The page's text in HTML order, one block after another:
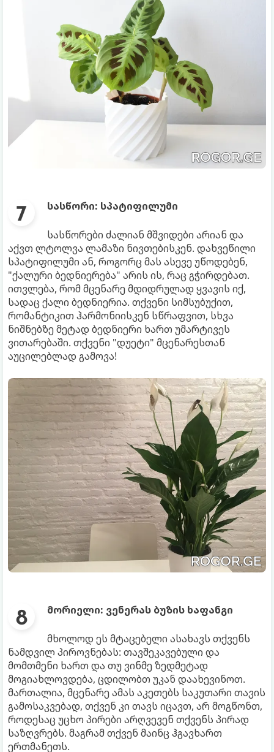
სასწორი: სპატიფილუმი
სასწორები ძალიან მშვიდები არიან და
აქვთ ლტოლვა ლამაზი ნივთებისკენ. დახვეწილი
სპატიფილუმი ​​ან, როგორც მას ასევე უწოდებენ,
"ქალური ბედნიერება" არის ის, რაც გჭირდებათ.
ითვლება, რომ მცენარე მდიდრულად ყვავის იქ,
სადაც ქალი ბედნიერია. თქვენი სიმსუბუქით,
რომანტიკით ჰარმონიისკენ სწრაფვით, სხვა
ნიშნებზე მეტად ბედნიერი ხართ უმარტივეს
ვითარებაში. თქვენი "დუეტი" მცენარესთან
აუცილებლად გამოვა!
მორიელი: ვენერას ბუზის ხაფანგი
მხოლოდ ეს მტაცებელი ასახავს თქვენს
ნამდვილ პიროვნებას: თავშეკავებული და
მომთმენი ხართ და თუ ვინმე ზედმეტად
მოგიახლოვდება, ცდილობთ უკან დაახევინოთ.
მართალია, მცენარე ამას აკეთებს საკუთარი თავის
გამოსაკვებად, თქვენ კი თავს იცავთ, არ მოგწონთ,
როდესაც უცხო პირები არღვევენ თქვენს პირად
საზღვრებს. მაგრამ თქვენ მაინც ჰგავხართ
ერთმანეთს.